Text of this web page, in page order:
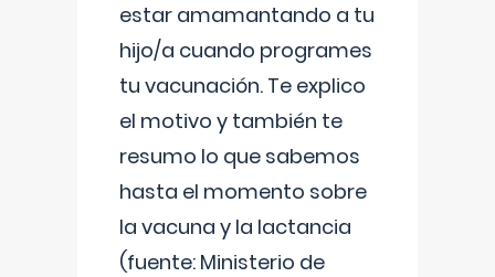
estar amamantando a tu
hijo/a cuando programes
tu vacunación. Te explico
el motivo y también te
resumo lo que sabemos
hasta el momento sobre
la vacuna y la lactancia
(fuente: Ministerio de